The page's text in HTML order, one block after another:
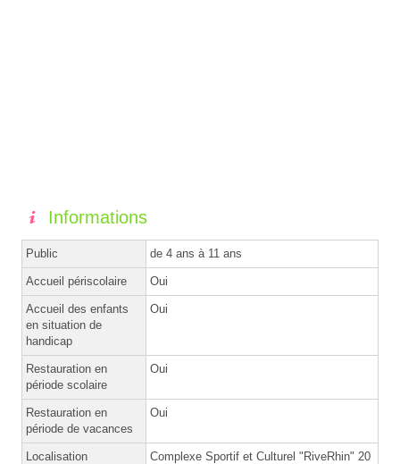
Informations
Public de 4 ans à 11 ans
Accueil périscolaire Oui
Accueil des enfants
en situation de
handicap
Oui
Restauration en
période scolaire
Oui
Restauration en
période de vacances
Oui
Localisation
Complexe Sportif et Culturel "RiveRhin" 20